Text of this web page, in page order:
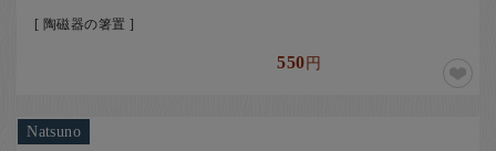
[ 陶磁器の箸置 ]
550円
Natsuno